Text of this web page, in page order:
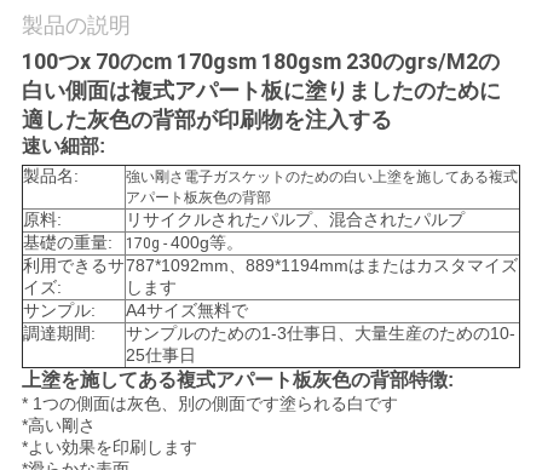
だ
さ
い
ニ
ュ
ー
ス
事
製品の説明
100つx 70のcm 170gsm 180gsm 230のgrs/M2の
白い側面は複式アパート板に塗りましたのために
適した灰色の背部が印刷物を注入する
速い細部:
製品名:
強い剛さ電子ガスケットのための白い上塗を施してある複式
アパート板灰色の背部
原料:
リサイクルされたパルプ、混合されたパルプ
基礎の重量:
170g - 400g等。
利用できるサ
イズ:
787*1092mm、889*1194mmはまたはカスタマイズ
します
サンプル:
A4サイズ無料で
調達期間:
サンプルのための1-3仕事日、大量生産のための10-
25仕事日
上塗を施してある複式アパート板灰色の背部特徴:
* 1つの側面は灰色、別の側面です塗られる白です
*高い剛さ
*よい効果を印刷します